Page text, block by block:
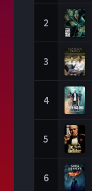
2
3
4
5
6